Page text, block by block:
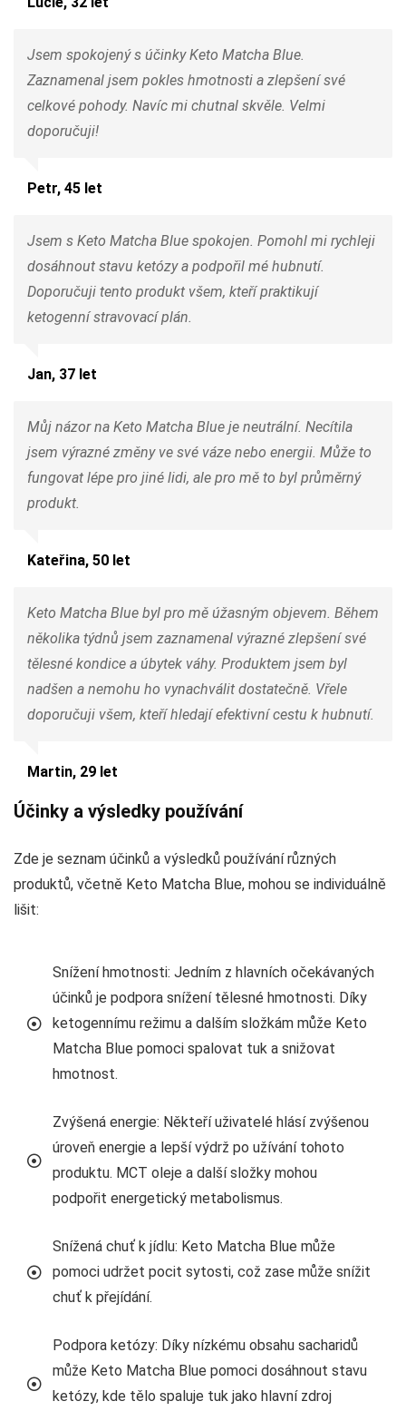
Jsem spokojený s účinky Keto Matcha Blue.
Zaznamenal jsem pokles hmotnosti a zlepšení své
celkové pohody. Navíc mi chutnal skvěle. Velmi
doporučuji!
Petr, 45 let
Jsem s Keto Matcha Blue spokojen. Pomohl mi rychleji
dosáhnout stavu ketózy a podpořil mé hubnutí.
Doporučuji tento produkt všem, kteří praktikují
ketogenní stravovací plán.
Jan, 37 let
Můj názor na Keto Matcha Blue je neutrální. Necítila
jsem výrazné změny ve své váze nebo energii. Může to
fungovat lépe pro jiné lidi, ale pro mě to byl průměrný
produkt.
Kateřina, 50 let
Keto Matcha Blue byl pro mě úžasným objevem. Během
několika týdnů jsem zaznamenal výrazné zlepšení své
tělesné kondice a úbytek váhy. Produktem jsem byl
nadšen a nemohu ho vynachválit dostatečně. Vřele
doporučuji všem, kteří hledají efektivní cestu k hubnutí.
Martin, 29 let
Účinky a výsledky používání
Zde je seznam účinků a výsledků používání různých
produktů, včetně Keto Matcha Blue, mohou se individuálně
lišit:
Snížení hmotnosti: Jedním z hlavních očekávaných
účinků je podpora snížení tělesné hmotnosti. Díky
ketogennímu režimu a dalším složkám může Keto
Matcha Blue pomoci spalovat tuk a snižovat
hmotnost.
Zvýšená energie: Někteří uživatelé hlásí zvýšenou
úroveň energie a lepší výdrž po užívání tohoto
produktu. MCT oleje a další složky mohou
podpořit energetický metabolismus.
Snížená chuť k jídlu: Keto Matcha Blue může
pomoci udržet pocit sytosti, což zase může snížit
chuť k přejídání.
Podpora ketózy: Díky nízkému obsahu sacharidů
může Keto Matcha Blue pomoci dosáhnout stavu
ketózy, kde tělo spaluje tuk jako hlavní zdroj